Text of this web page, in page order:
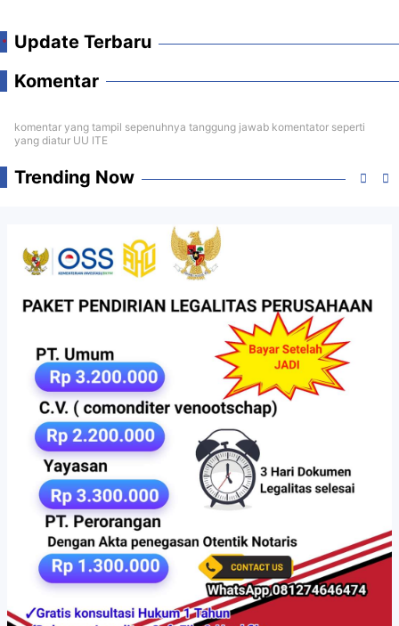
Update Terbaru
Komentar
komentar yang tampil sepenuhnya tanggung jawab komentator seperti
yang diatur UU ITE
Trending Now